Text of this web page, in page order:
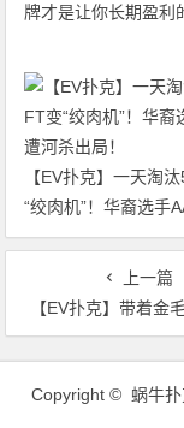
牌才是让你长期盈利
【EV扑克】一天淘
“绞肉机”！华裔选手
出局！
上一篇
【EV扑克】带着金毛打WSOP？“没有它，我可能
文
Copyright © 蜗牛